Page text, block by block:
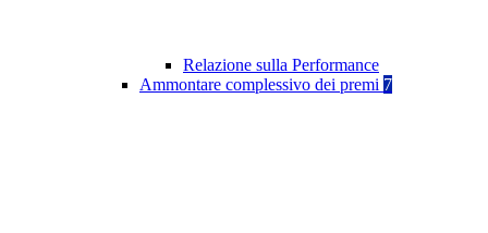
Relazione sulla Performance
Ammontare complessivo dei premi 7